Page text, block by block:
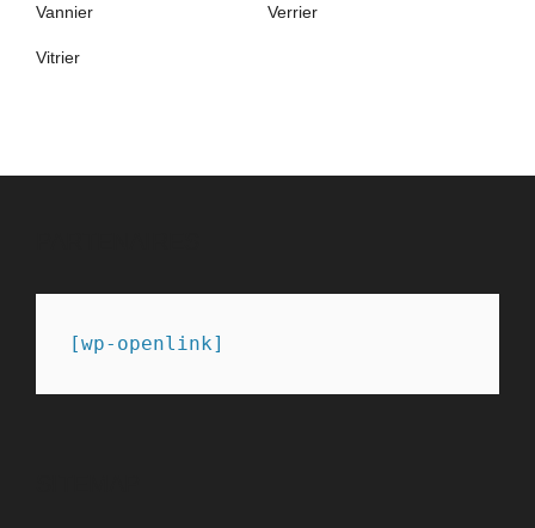
Vannier Verrier
Vitrier
[wp-openlink]